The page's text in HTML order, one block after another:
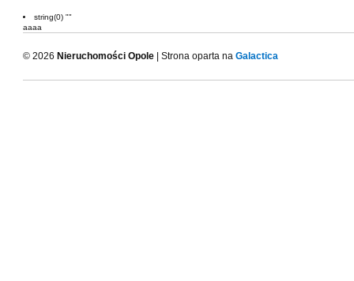
string(0) ""
aaaa
© 2026 Nieruchomości Opole | Strona oparta na Galactica